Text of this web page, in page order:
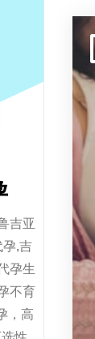
吉亚
,吉
孕生
不育
，高